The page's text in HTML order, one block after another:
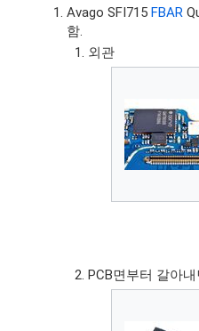
Avago SFI715FBAR
함.
외관
PCB면부터 갈아내